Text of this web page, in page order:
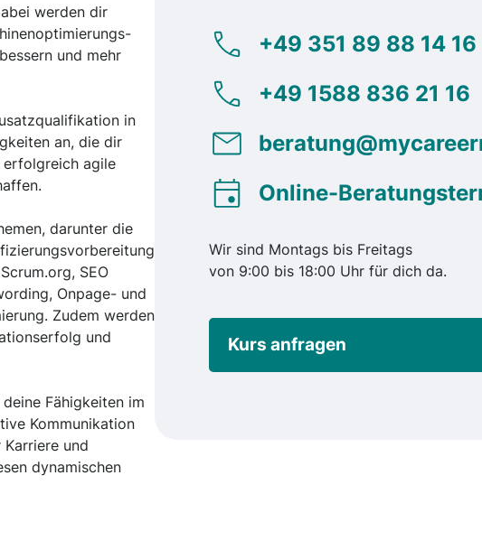
werden dir
und mehr
in
an, die dir
erfolgreich agile
darunter die
SEO
Onpage- und
Zudem werden
und
Fähigkeiten im
Kommunikation
und
dynamischen
+49 351 89 88 14 16
+49 1588 836 21 16
Online-
Wir sind Montags bis Freitags
von 9:00 bis 18:00 Uhr für dich da.
Kurs anfragen